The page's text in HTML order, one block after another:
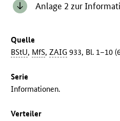
Anlage 2 zur
Quelle
BStU, MfS,ZAIG 933, Bl. 1–10
Serie
Informationen.
Verteiler